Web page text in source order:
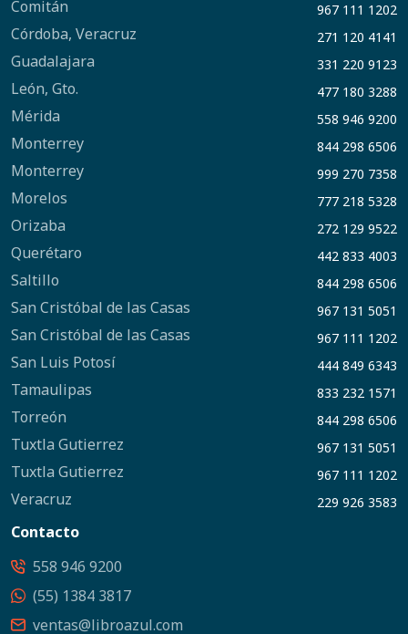
Comitán 967 111 1202
Córdoba, Veracruz 271 120 4141
Guadalajara 331 220 9123
León, Gto. 477 180 3288
Mérida 558 946 9200
Monterrey 844 298 6506
Monterrey 999 270 7358
Morelos 777 218 5328
Orizaba 272 129 9522
Querétaro 442 833 4003
Saltillo 844 298 6506
San Cristóbal de las Casas 967 131 5051
San Cristóbal de las Casas 967 111 1202
San Luis Potosí 444 849 6343
Tamaulipas 833 232 1571
Torreón 844 298 6506
Tuxtla Gutierrez 967 131 5051
Tuxtla Gutierrez 967 111 1202
Veracruz 229 926 3583
Contacto
558 946 9200
(55) 1384 3817
ventas@libroazul.com